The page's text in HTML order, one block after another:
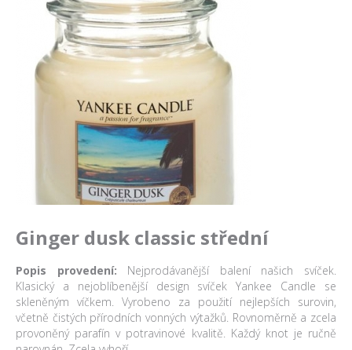
Ginger dusk classic střední
Popis provedení: Nejprodávanější balení našich svíček.
Klasický a nejoblíbenější design svíček Yankee Candle se
skleněným víčkem. Vyrobeno za použití nejlepších surovin,
včetně čistých přírodních vonných výtažků. Rovnoměrně a zcela
provoněný parafín v potravinové kvalitě. Každý knot je ručně